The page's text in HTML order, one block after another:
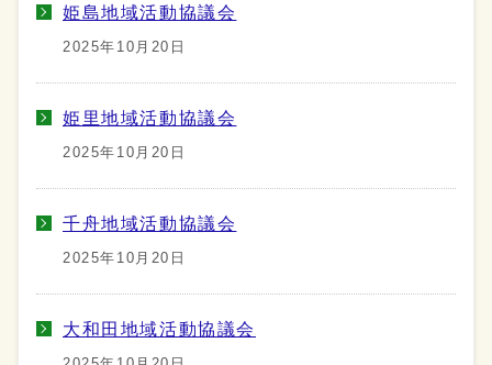
姫島地域活動協議会
2025年10月20日
姫里地域活動協議会
2025年10月20日
千舟地域活動協議会
2025年10月20日
大和田地域活動協議会